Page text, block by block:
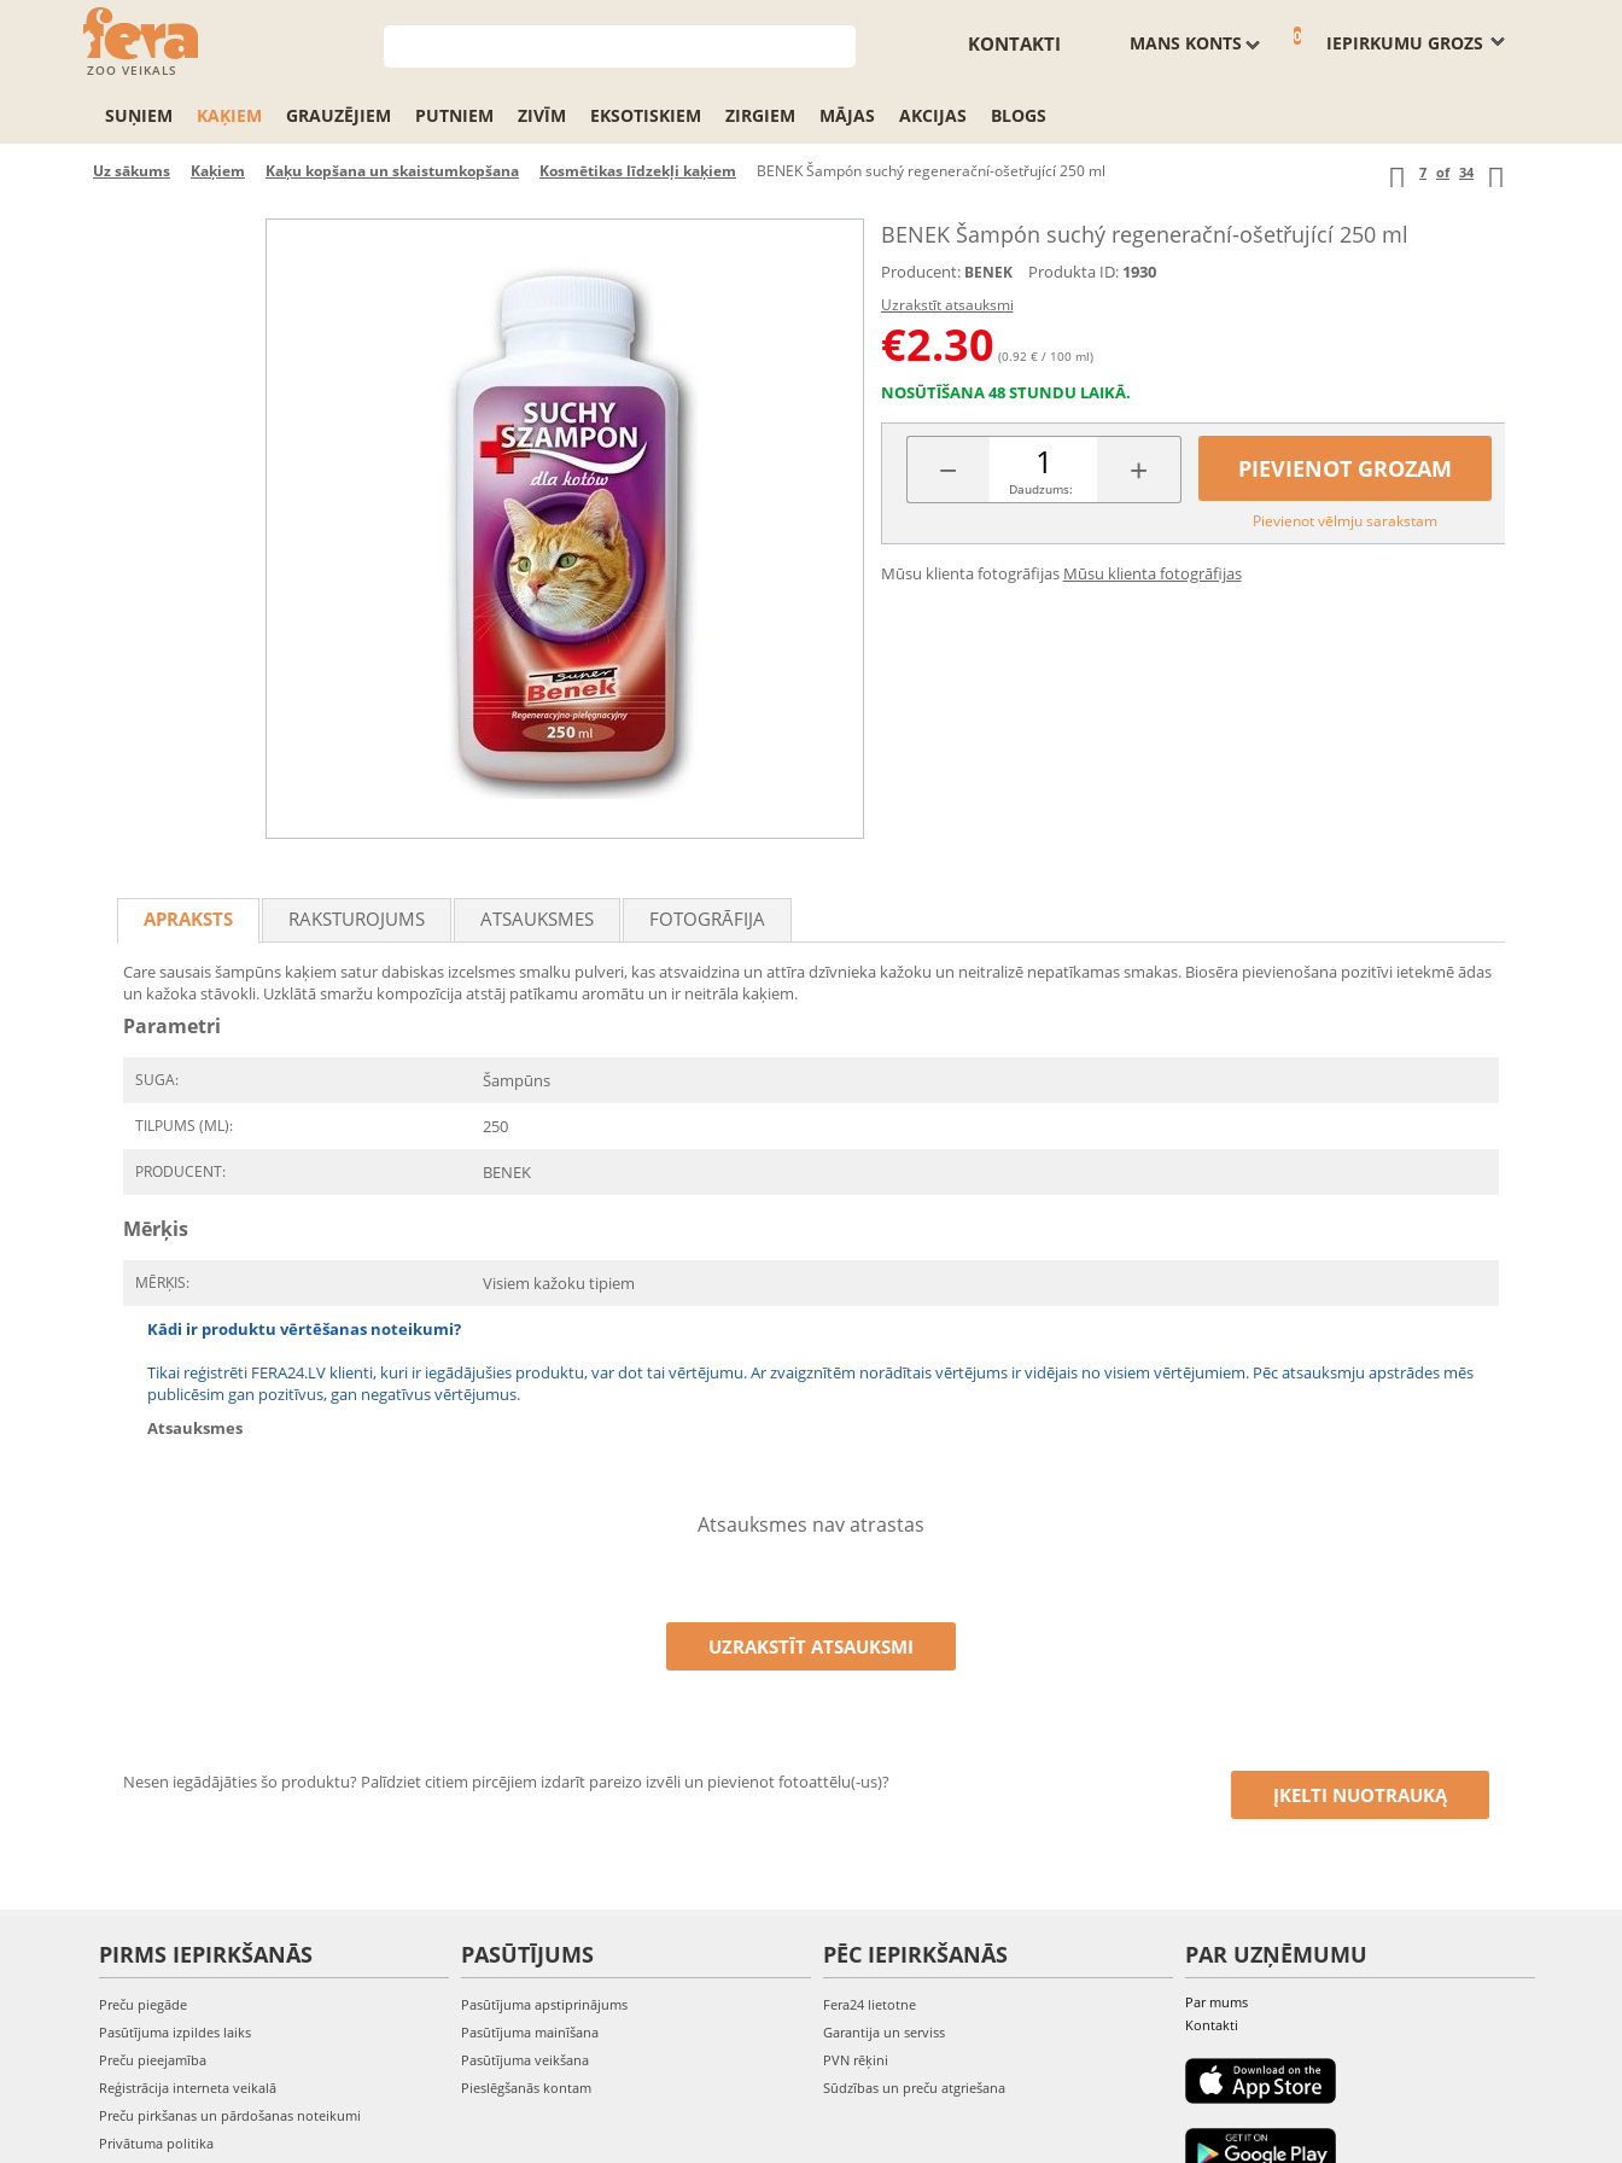
ZOO VEIKALS
IEPIRKUMU GROZS
0
MANS KONTS
KONTAKTI
SUŅIEM KAĶIEM GRAUZĒJIEM PUTNIEM ZIVĪM EKSOTISKIEM ZIRGIEM MĀJAS AKCIJAS BLOGS
Uz sākums Kaķiem Kaķu kopšana un skaistumkopšana Kosmētikas līdzekļi kaķiem BENEK Šampón suchý regenerační-ošetřující 250 ml 7 of 34
BENEK Šampón suchý regenerační-ošetřující 250 ml
Producent: BENEK Produkta ID: 1930
Uzrakstīt atsauksmi
€2.30 (0.92 € / 100 ml)
NOSŪTĪŠANA 48 STUNDU LAIKĀ.
− +
Daudzums:
PIEVIENOT GROZAM
Pievienot vēlmju sarakstam
Mūsu klienta fotogrāfijas Mūsu klienta fotogrāfijas
APRAKSTS RAKSTUROJUMS ATSAUKSMES FOTOGRĀFIJA
Care sausais šampūns kaķiem satur dabiskas izcelsmes smalku pulveri, kas atsvaidzina un attīra dzīvnieka kažoku un neitralizē nepatīkamas smakas. Biosēra pievienošana pozitīvi ietekmē ādas
un kažoka stāvokli. Uzklātā smaržu kompozīcija atstāj patīkamu aromātu un ir neitrāla kaķiem.
Parametri
SUGA: Šampūns
TILPUMS (ML): 250
PRODUCENT: BENEK
Mērķis
MĒRĶIS: Visiem kažoku tipiem
Kādi ir produktu vērtēšanas noteikumi?
Tikai reģistrēti FERA24.LV klienti, kuri ir iegādājušies produktu, var dot tai vērtējumu. Ar zvaigznītēm norādītais vērtējums ir vidējais no visiem vērtējumiem. Pēc atsauksmju apstrādes mēs
publicēsim gan pozitīvus, gan negatīvus vērtējumus.
Atsauksmes
Atsauksmes nav atrastas
UZRAKSTĪT ATSAUKSMI
Nesen iegādājāties šo produktu? Palīdziet citiem pircējiem izdarīt pareizo izvēli un pievienot fotoattēlu(-us)?
ĮKELTI NUOTRAUKĄ
PIRMS IEPIRKŠANĀS
Preču piegāde
Pasūtījuma izpildes laiks
Preču pieejamība
Reģistrācija interneta veikalā
Preču pirkšanas un pārdošanas noteikumi
Privātuma politika
PASŪTĪJUMS
Pasūtījuma apstiprinājums
Pasūtījuma mainīšana
Pasūtījuma veikšana
Pieslēgšanās kontam
PĒC IEPIRKŠANĀS
Fera24 lietotne
Garantija un serviss
PVN rēķini
Sūdzības un preču atgriešana
PAR UZŅĒMUMU
Par mums
Kontakti